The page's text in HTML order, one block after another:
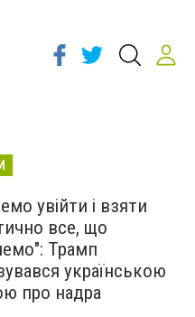
увійти і взяти
все, що
Трамп
українською
про надра